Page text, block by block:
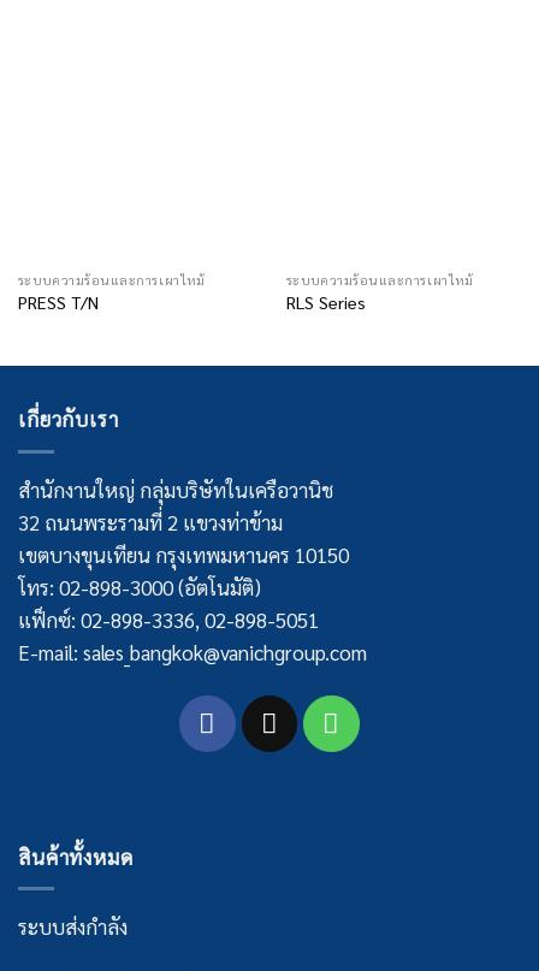
ระบบความร้อนและการเผาไหม้
PRESS T/N
ระบบความร้อนและการเผาไหม้
RLS Series
เกี่ยวกับเรา
สำนักงานใหญ่ กลุ่มบริษัทในเครือวานิช
32 ถนนพระรามที่ 2 แขวงท่าข้าม
เขตบางขุนเทียน กรุงเทพมหานคร 10150
โทร: 02-898-3000 (อัตโนมัติ)
แฟ็กซ์: 02-898-3336, 02-898-5051
E-mail: sales_bangkok@vanichgroup.com
สินค้าทั้งหมด
ระบบส่งกำลัง